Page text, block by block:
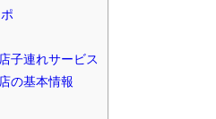
子連れサービス
の基本情報